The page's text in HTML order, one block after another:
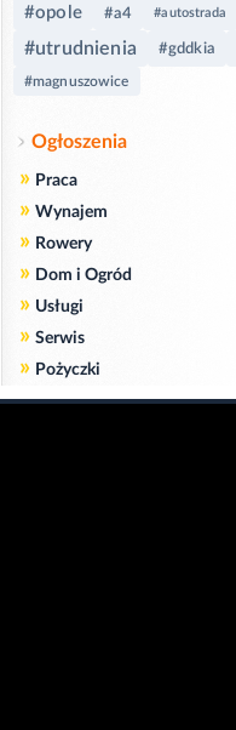
#opole #a4 #autostrada
#utrudnienia #gddkia
#magnuszowice
Ogłoszenia
» Praca
» Wynajem
» Rowery
» Dom i Ogród
» Usługi
» Serwis
» Pożyczki